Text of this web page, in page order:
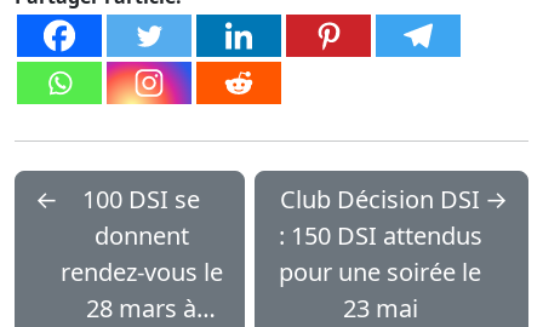
←
100 DSI se
donnent
rendez-vous le
28 mars à
Club Décision DSI
: 150 DSI attendus
pour une soirée le
23 mai
→